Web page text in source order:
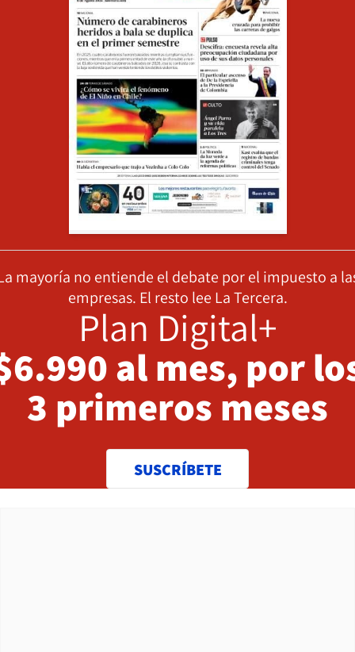
mayoría no entiende el debate por el impuesto a
empresas. El resto lee La Tercera.
Plan Digital+
al mes, por
3 primeros meses
SUSCRÍBETE